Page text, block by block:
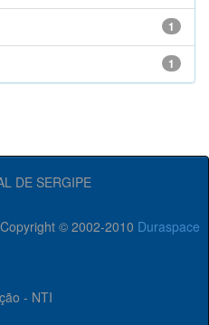
1
1
DE SERGIPE
Copyright © 2002-2010 Duraspace
- NTI